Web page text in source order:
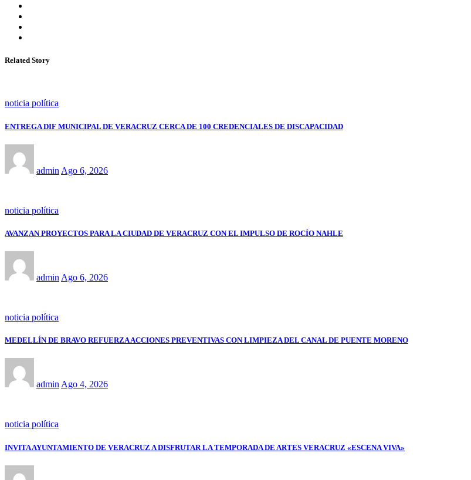
Related Story
noticia política
ENTREGA DIF MUNICIPAL DE VERACRUZ CERCA DE 100 CREDENCIALES DE DISCAPACIDAD
admin Ago 6, 2026
noticia política
AVANZAN PROYECTOS PARA LA CIUDAD DE VERACRUZ CON EL IMPULSO DE ROCÍO NAHLE
admin Ago 6, 2026
noticia política
MEDELLÍN DE BRAVO REFUERZA ACCIONES PREVENTIVAS CON LIMPIEZA DEL CANAL DE PUENTE MORENO
adminAgo 4, 2026
noticia política
INVITA AYUNTAMIENTO DE VERACRUZ A DISFRUTAR LA TEMPORADA DE ARTES VERACRUZ «ESCENA VIVA»